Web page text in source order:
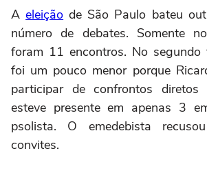
Aeleição de São Paulo bateu
número de debates. Somente
foram 11 encontros. No segundo
foi um pouco menor porque
participar de confrontos
esteve presente em apenas 3
psolista. O emedebista
convites.